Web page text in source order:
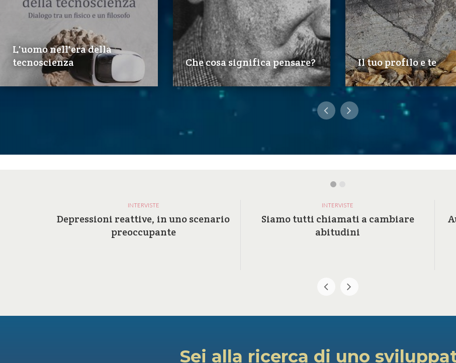
L'uomo nell'era della
tecnoscienza
Che cosa significa pensare? Il tuo profilo e te
INTERVISTE
Depressioni reattive, in uno scenario
preoccupante
INTERVISTE
Siamo tutti chiamati a cambiare
abitudini
Sei alla ricerca di uno